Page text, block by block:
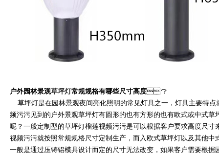
户外园林景观草坪灯常规规格有哪些尺寸高度？
草坪灯是在园林景观夜间亮化照明的常见灯具之一，灯具主要特点
频污污见到的户外景观草坪灯有圆形的也有方形的也有欧式或中式草坪
呢？一般定制型的草坪灯榴莲视频污污是可以根据客户要求高度尺寸
视频污污就按照常规规格尺寸定制生产，而入欧式草坪灯以及其
一般是通过压铸铝模具设计而定的尺寸无法改变，如果客户需要根